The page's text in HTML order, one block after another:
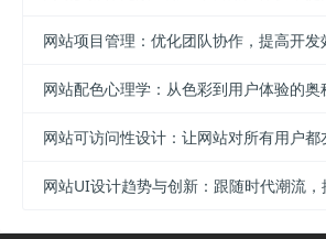
网站项目管理：优化团队协作，提高开发
网站配色心理学：从色彩到用户体验的奥
网站可访问性设计：让网站对所有用户都
网站UI设计趋势与创新：跟随时代潮流